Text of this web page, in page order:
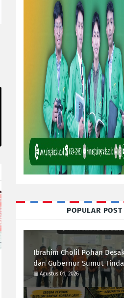
POPULAR POST
Ibrahim Cholil Pohan
dan Gubernur Sumut
Galian C Ilegal di Sipiongot
Dolok Kab. Paluta
Agustus 01, 2026